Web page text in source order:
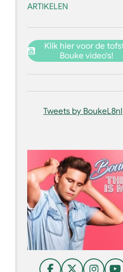
ARTIKELEN
Klik hier voor de
Bouke video's!
Tweets by BoukeL8nl